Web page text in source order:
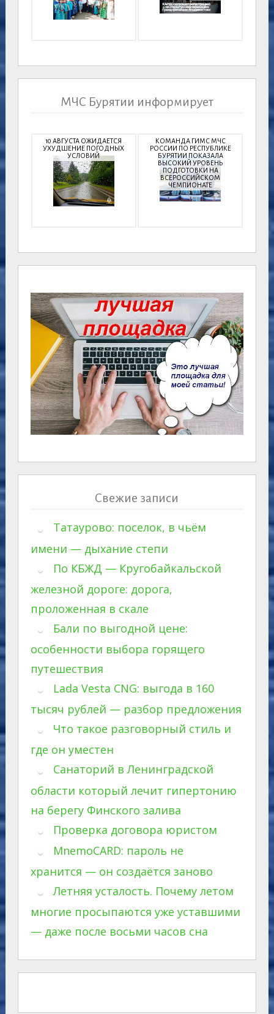
МЧС Бурятии информирует
10 АВГУСТА ОЖИДАЕТСЯ
УХУДШЕНИЕ ПОГОДНЫХ
УСЛОВИЙ
КОМАНДА ГИМС МЧС
РОССИИ ПО РЕСПУБЛИКЕ
БУРЯТИИ ПОКАЗАЛА
ВЫСОКИЙ УРОВЕНЬ
ПОДГОТОВКИ НА
ВСЕРОССИЙСКОМ
ЧЕМПИОНАТЕ
Свежие записи
Татаурово: поселок, в чьём
имени — дыхание степи
По КБЖД — Кругобайкальской
железной дороге: дорога,
проложенная в скале
Бали по выгодной цене:
особенности выбора горящего
путешествия
Lada Vesta CNG: выгода в 160
тысяч рублей — разбор предложения
Что такое разговорный стиль и
где он уместен
Санаторий в Ленинградской
области который лечит гипертонию
на берегу Финского залива
Проверка договора юристом
MnemoCARD: пароль не
хранится — он создаётся заново
Летняя усталость. Почему летом
многие просыпаются уже уставшими
— даже после восьми часов сна